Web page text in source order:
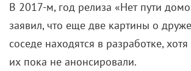
В 2017-м, год релиза «Нет пути
заявил, что еще две картины о
соседе находятся в разработке,
их пока не анонсировали.